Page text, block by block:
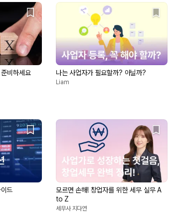
비하세요 나는 사업자가 필요할까? 아닐까?
Liam
드
모르면 손해! 창업자를 위한 세무 실무 A
to Z
세무사 지다연